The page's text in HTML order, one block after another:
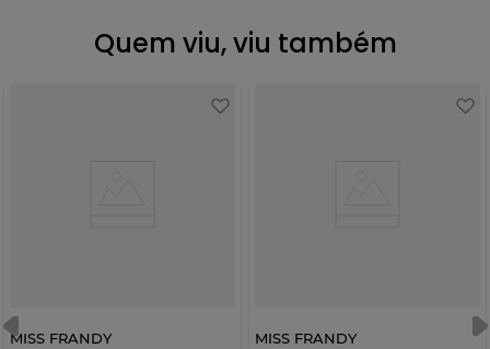
Quem viu, viu também
MISS FRANDY MISS FRANDY